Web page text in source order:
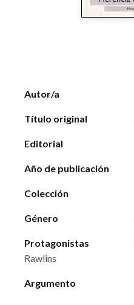
Autor/a
Título original
Editorial
Año de publicación
Colección
Género
Protagonistas
Rawlins
Argumento